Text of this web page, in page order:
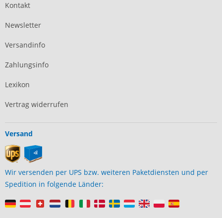
Kontakt
Newsletter
Versandinfo
Zahlungsinfo
Lexikon
Vertrag widerrufen
Versand
Wir versenden per UPS bzw. weiteren Paketdiensten und per
Spedition in folgende Länder: